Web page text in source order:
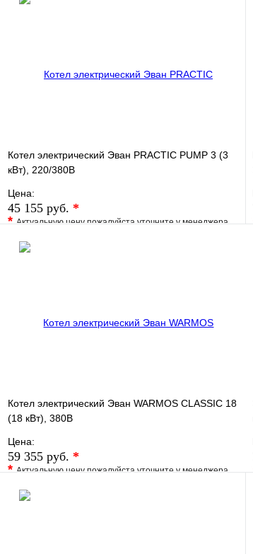
Котел электрический Эван PRACTIC PUMP 3 (3
кВт), 220/380В
Цена:
45 155 руб. *
*Актуальную цену пожалуйста уточните у менеджера
В избранное
Котел электрический Эван WARMOS CLASSIC 18
(18 кВт), 380В
Цена:
59 355 руб. *
*Актуальную цену пожалуйста уточните у менеджера
В избранное